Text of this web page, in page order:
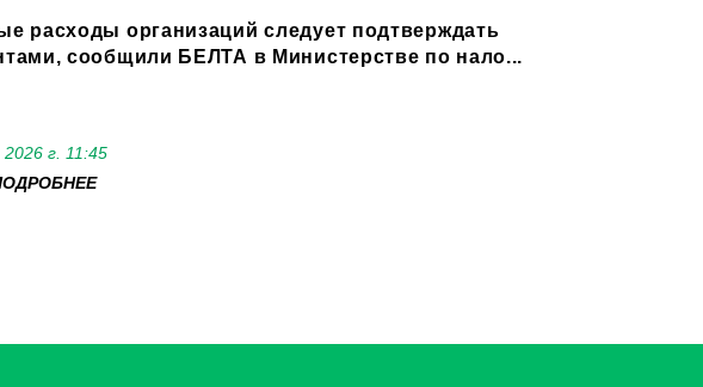
расходы организаций следует подтверждать
сообщили БЕЛТА в Министерстве по нало...
г. 11:45